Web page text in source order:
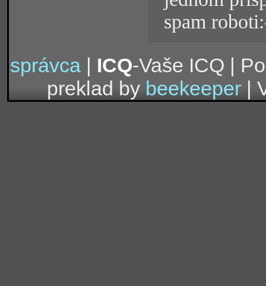
spam
správca| ICQ-Vaše ICQ |
preklad by beekeeper |